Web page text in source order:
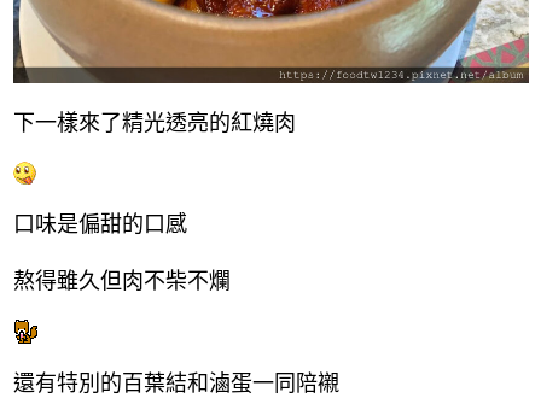
下一樣來了精光透亮的紅燒肉
口味是偏甜的口感
熬得雖久但肉不柴不爛
還有特別的百葉結和滷蛋一同陪襯